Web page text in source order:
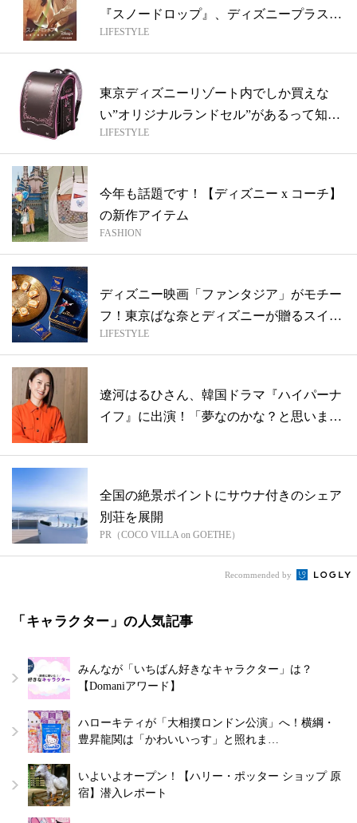
『スノードロップ』、ディズニープラス
「...
LIFESTYLE
東京ディズニーリゾート内でしか買えな
い”オリジナルランドセル”があるって知っ
てた...
LIFESTYLE
今年も話題です！【ディズニー x コーチ】
の新作アイテム
FASHION
ディズニー映画「ファンタジア」がモチー
フ！東京ばな奈とディズニーが贈るスイー
ツは...
LIFESTYLE
遼河はるひさん、韓国ドラマ『ハイパーナ
イフ』に出演！「夢なのかな？と思いまし
全国の絶景ポイントにサウナ付きのシェア
別荘を展開
PR（COCO VILLA on GOETHE）
Recommended by
「キャラクター」の人気記事
みんなが「いちばん好きなキャラクター」は？
【Domaniアワード】
ハローキティが「大相撲ロンドン公演」へ！横綱・
豊昇龍関は「かわいいっす」と照れま…
いよいよオープン！【ハリー・ポッター ショップ 原
宿】潜入レポート